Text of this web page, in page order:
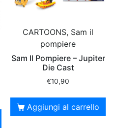
CARTOONS, Sam il
pompiere
Sam Il Pompiere – Jupiter
Die Cast
€10,90
Aggiungi al carrello